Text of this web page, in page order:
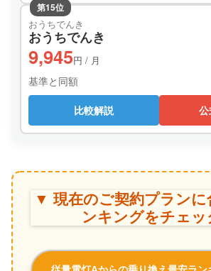
第15位
おうちでんき
おうちでんき
9,945円 / 月
基準と同額
比較解説
▼ 現在のご契約プランに
ンキングをチェッ